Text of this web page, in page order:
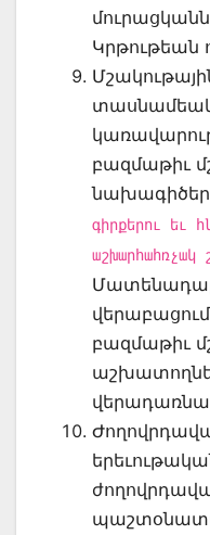
Կրթութեան
բազմաթիւ
գիրքերու եւ
աշխարհահռչակ
բազմաթիւ